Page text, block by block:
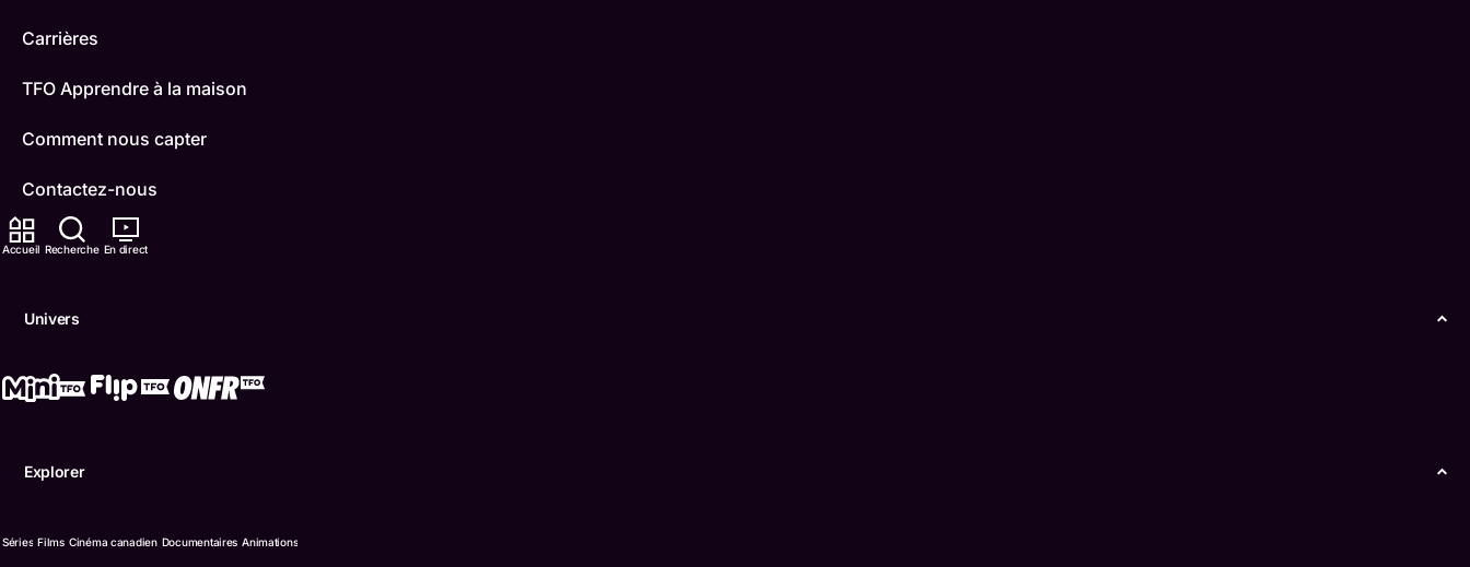
Accueil Recherche En direct
Univers
Explorer
Séries Films Cinéma canadien Documentaires Animations
Carrières
TFO Apprendre à la maison
Comment nous capter
Contactez-nous
ONFR
Conditions d'utilisation
© Office des télécommunications éducatives de langue française de l’Ontario (TFO) - 2026